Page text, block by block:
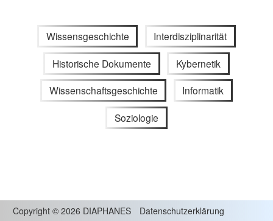
Wissensgeschichte Interdisziplinarität
Historische Dokumente Kybernetik
Wissenschaftsgeschichte Informatik
Soziologie
Copyright © 2026 DIAPHANES Datenschutzerklärung